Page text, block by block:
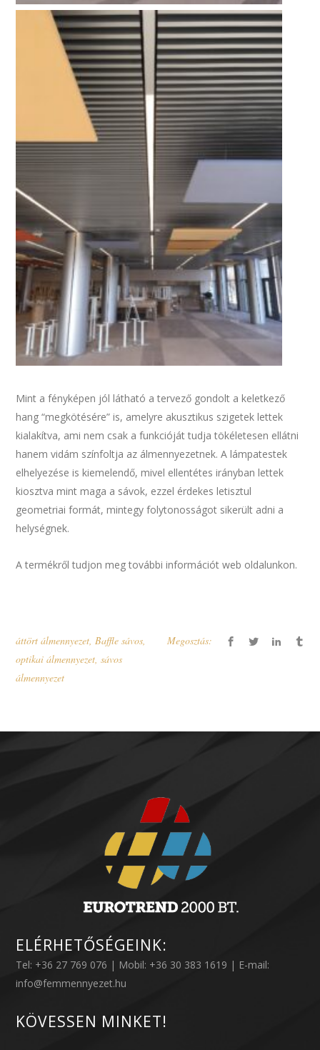
Mint a fényképen jól látható a tervező gondolt a keletkező
hang “megkötésére” is, amelyre akusztikus szigetek lettek
kialakítva, ami nem csak a funkcióját tudja tökéletesen ellátni
hanem vidám színfoltja az álmennyezetnek. A lámpatestek
elhelyezése is kiemelendő, mivel ellentétes irányban lettek
kiosztva mint maga a sávok, ezzel érdekes letisztul
geometriai formát, mintegy folytonosságot sikerült adni a
helységnek.
A termékről tudjon meg további információt web oldalunkon.
áttört álmennyezet Baffle sávos
optikai álmennyezet ,sávos
álmennyezet
Megosztás:
ELÉRHETŐSÉGEINK:
Tel: +36 27 769 076 | Mobil: +36 30 383 1619 | E-mail:
info@femmennyezet.hu
KÖVESSEN MINKET!